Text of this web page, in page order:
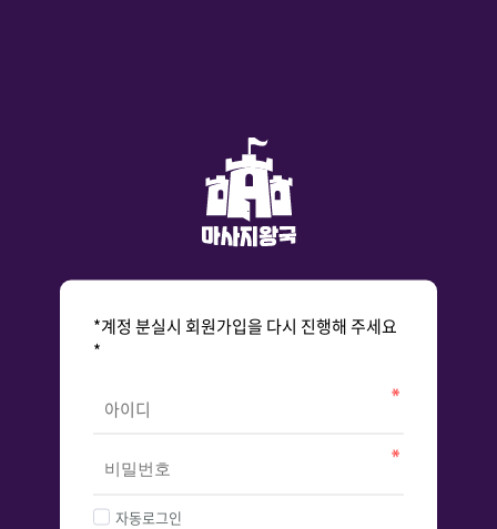
*계정 분실시 회원가입을 다시 진행해 주세요
*
자동로그인